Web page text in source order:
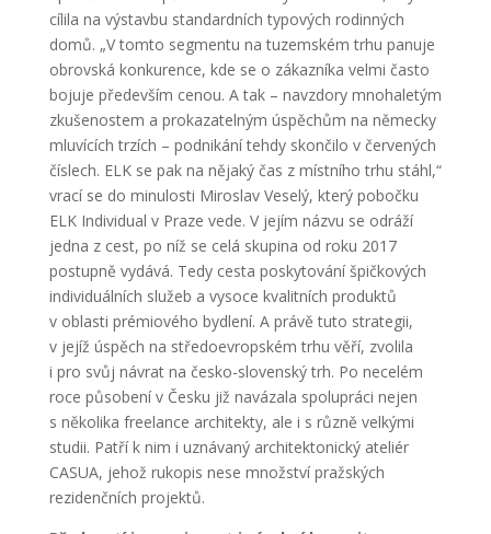
cílila na výstavbu standardních typových rodinných
domů. „V tomto segmentu na tuzemském trhu panuje
obrovská konkurence, kde se o zákazníka velmi často
bojuje především cenou. A tak – navzdory mnohaletým
zkušenostem a prokazatelným úspěchům na německy
mluvících trzích – podnikání tehdy skončilo v červených
číslech. ELK se pak na nějaký čas z místního trhu stáhl,“
vrací se do minulosti Miroslav Veselý, který pobočku
ELK Individual v Praze vede. V jejím názvu se odráží
jedna z cest, po níž se celá skupina od roku 2017
postupně vydává. Tedy cesta poskytování špičkových
individuálních služeb a vysoce kvalitních produktů
v oblasti prémiového bydlení. A právě tuto strategii,
v jejíž úspěch na středoevropském trhu věří, zvolila
i pro svůj návrat na česko-slovenský trh. Po necelém
roce působení v Česku již navázala spolupráci nejen
s několika freelance architekty, ale i s různě velkými
studii. Patří k nim i uznávaný architektonický ateliér
CASUA, jehož rukopis nese množství pražských
rezidenčních projektů.